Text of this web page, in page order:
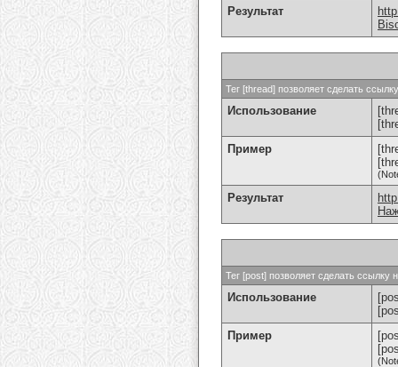
Результат
Тег [thread] позволяет сделать
Использование
Пример
Результат
Тег [post] позволяет сделать
Использование
Пример